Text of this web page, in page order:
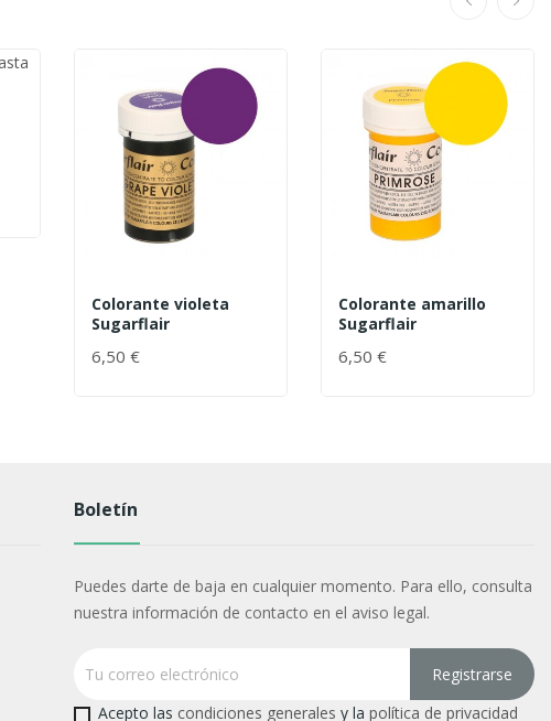
Colorante violeta
Sugarflair
6,50 €
Colorante amarillo
Sugarflair
6,50 €
Boletín
Puedes darte de baja en cualquier momento. Para ello, consulta
nuestra información de contacto en el aviso legal.
Acepto las condiciones generales y la política de privacidad